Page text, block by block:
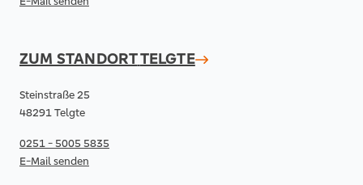
ZUM STANDORTTELGTE
Steinstraße 25
48291 Telgte
0251 - 5005 5835
E-Mail senden